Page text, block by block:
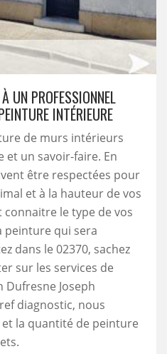
UN PROFESSIONNEL
INTÉRIEURE
de murs intérieurs
et un savoir-faire. En
être respectées pour
et à la hauteur de vos
connaitre le type de vos
peinture qui sera
dans le 02370, sachez
sur les services de
Joseph
diagnostic, nous
la quantité de peinture